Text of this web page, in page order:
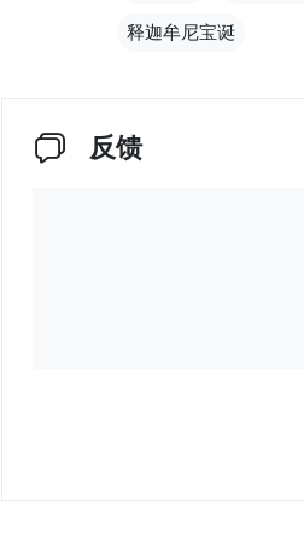
释迦牟尼宝诞
反馈